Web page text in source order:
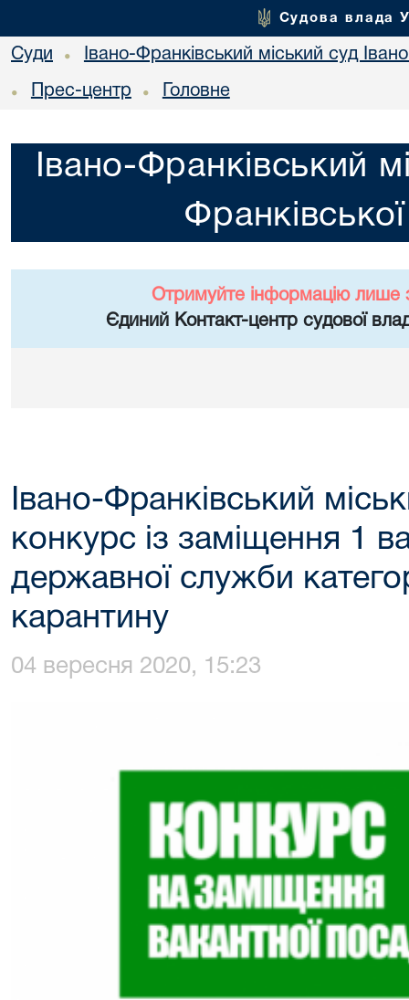
Судова влада
Суди • Івано-Франківський міський суд
• Прес-центр • Головне
Івано-Франківський
Отримуйте інформацію лише
Єдиний Контакт-центр судової
Івано-Франківський
конкурс із заміщення 1
державної служби
карантину
04 вересня 2020, 15:23